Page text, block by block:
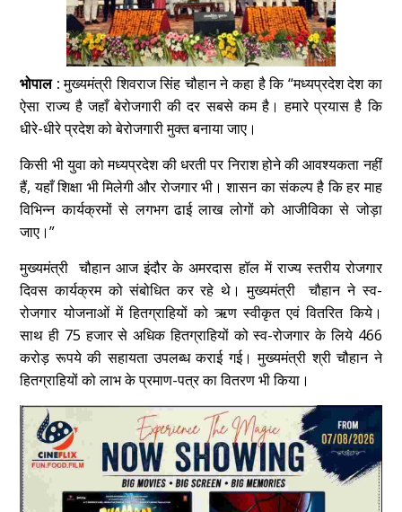
भोपाल :मुख्यमंत्री शिवराज सिंह चौहान ने कहा है कि “मध्यप्रदेश देश का
ऐसा राज्य है जहाँ बेरोजगारी की दर सबसे कम है। हमारे प्रयास है कि
धीरे-धीरे प्रदेश को बेरोजगारी मुक्त बनाया जाए।
किसी भी युवा को मध्यप्रदेश की धरती पर निराश होने की आवश्यकता नहीं
हैं, यहाँ शिक्षा भी मिलेगी और रोजगार भी। शासन का संकल्प है कि हर माह
विभिन्न कार्यक्रमों से लगभग ढाई लाख लोगों को आजीविका से जोड़ा
जाए।”
मुख्यमंत्री चौहान आज इंदौर के अमरदास हॉल में राज्य स्तरीय रोजगार
दिवस कार्यक्रम को संबोधित कर रहे थे। मुख्यमंत्री चौहान ने स्व-
रोजगार योजनाओं में हितग्राहियों को ऋण स्वीकृत एवं वितरित किये।
साथ ही 75 हजार से अधिक हितग्राहियों को स्व-रोजगार के लिये 466
करोड़ रूपये की सहायता उपलब्‍ध कराई गई। मुख्यमंत्री श्री चौहान ने
हितग्राहियों को लाभ के प्रमाण-पत्र का वितरण भी किया।